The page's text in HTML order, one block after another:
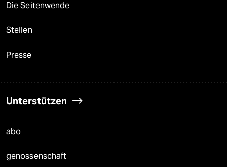
Die Seitenwende
Stellen
Presse
Unterstützen
abo
genossenschaft